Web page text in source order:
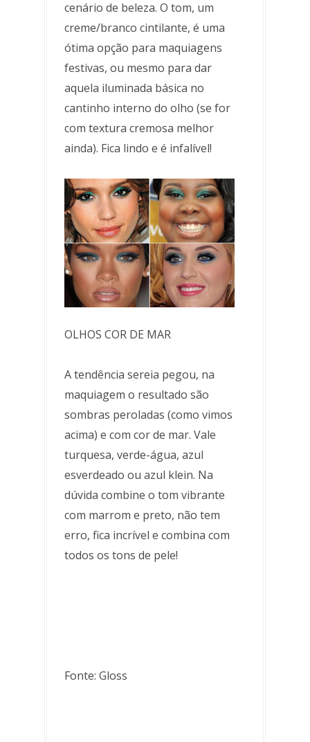
cenário de beleza. O tom, um
creme/branco cintilante, é uma
ótima opção para maquiagens
festivas, ou mesmo para dar
aquela iluminada básica no
cantinho interno do olho (se for
com textura cremosa melhor
ainda). Fica lindo e é infalível!
OLHOS COR DE MAR
A tendência sereia pegou, na
maquiagem o resultado são
sombras peroladas (como vimos
acima) e com cor de mar. Vale
turquesa, verde-água, azul
esverdeado ou azul klein. Na
dúvida combine o tom vibrante
com marrom e preto, não tem
erro, fica incrível e combina com
todos os tons de pele!
Fonte: Gloss